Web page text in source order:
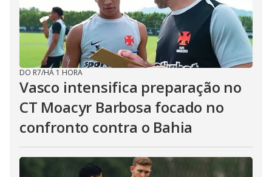
DO R7/HÁ 1 HORA
Vasco intensifica preparação no
CT Moacyr Barbosa focado no
confronto contra o Bahia